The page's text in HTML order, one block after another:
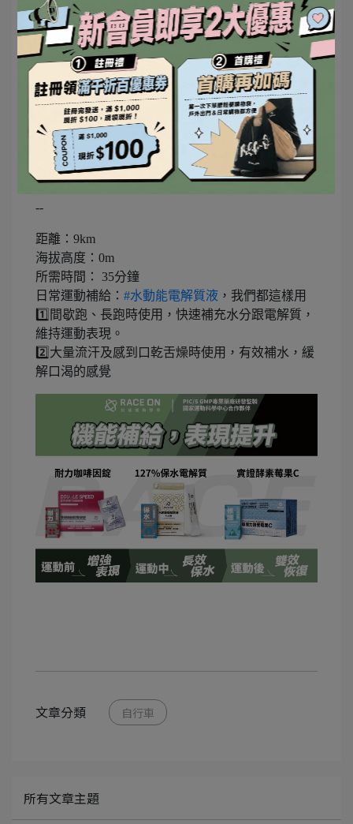
騎車的速度感與跑步截然不同，我可以自行選擇正
常速度撥放
--
距離：9km
海拔高度：0m
所需時間： 35分鐘
日常運動補給： #水動能電解質液 ，我們都這樣用
1️⃣間歇跑、長跑時使用，快速補充水分跟電解質，
維持運動表現。
2️⃣大量流汗及感到口乾舌燥時使用，有效補水，緩
解口渴的感覺
文章分類 自行車
所有文章主題